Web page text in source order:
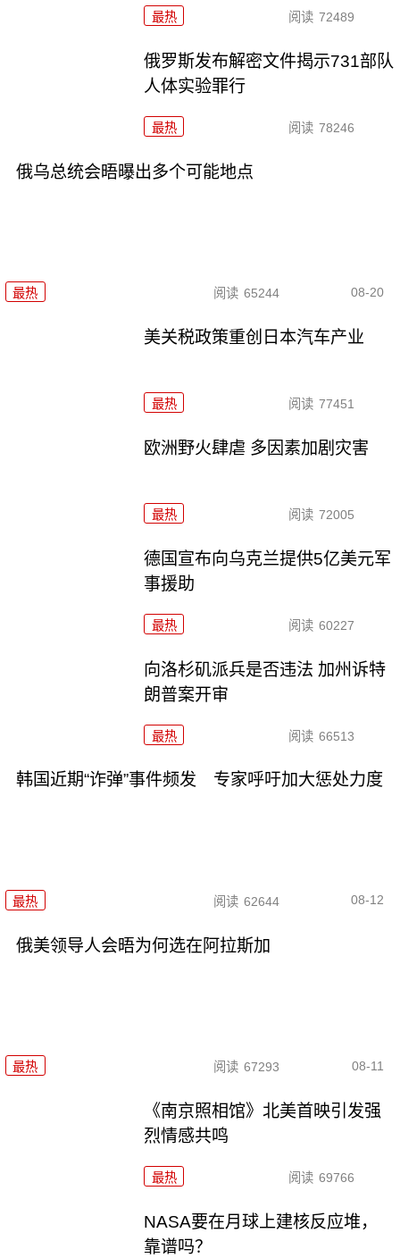
最热 阅读 72489
俄罗斯发布解密文件揭示731部队
人体实验罪行
最热 阅读 78246
俄乌总统会晤曝出多个可能地点
最热 阅读 65244 08-20
美关税政策重创日本汽车产业
最热 阅读 77451
欧洲野火肆虐 多因素加剧灾害
最热 阅读 72005
德国宣布向乌克兰提供5亿美元军
事援助
最热 阅读 60227
向洛杉矶派兵是否违法 加州诉特
朗普案开审
最热 阅读 66513
韩国近期“诈弹”事件频发 专家呼吁加大惩处力度
最热 阅读 62644 08-12
俄美领导人会晤为何选在阿拉斯加
最热 阅读 67293 08-11
《南京照相馆》北美首映引发强
烈情感共鸣
最热 阅读 69766
NASA要在月球上建核反应堆，
靠谱吗？